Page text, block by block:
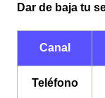
los canales a
son diferentes.
problema (a
coste es gratuito.
Dar de baja tu
Canal
Teléfono